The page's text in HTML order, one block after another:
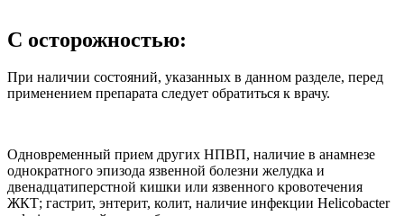
С осторожностью:
При наличии состояний, указанных в данном разделе, перед
применением препарата следует обратиться к врачу.
Одновременный прием других НПВП, наличие в анамнезе
однократного эпизода язвенной болезни желудка и
двенадцатиперстной кишки или язвенного кровотечения
ЖКТ; гастрит, энтерит, колит, наличие инфекции Helicobacter